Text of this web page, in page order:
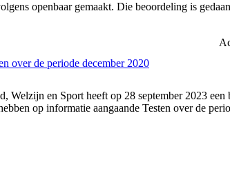
openbaar gemaakt. Die beoordeling is
over de periode december 2020
Welzijn en Sport heeft op 28 september 2023
op informatie aangaande Testen over de